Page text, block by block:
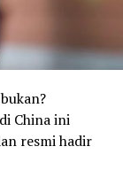
China ini
resmi hadir